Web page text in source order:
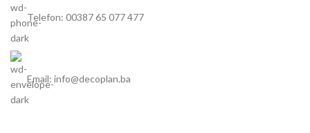
Telefon: 00387 65 077 477
Email: info@decoplan.ba